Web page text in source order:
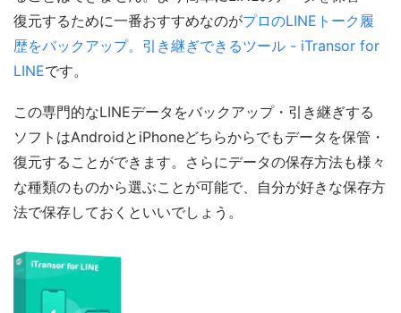
復元するために一番おすすめなのがプロのLINEトーク履
歴をバックアップ。引き継ぎできるツール - iTransor for
LINEです。
この専門的なLINEデータをバックアップ・引き継ぎする
ソフトはAndroidとiPhoneどちらからでもデータを保管・
復元することができます。さらにデータの保存方法も様々
な種類のものから選ぶことが可能で、自分が好きな保存方
法で保存しておくといいでしょう。